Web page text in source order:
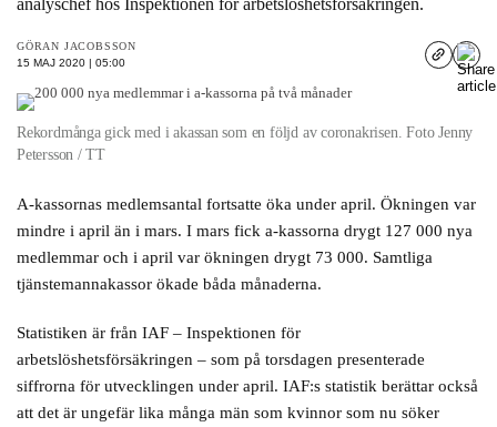
analyschef hos Inspektionen för arbetslöshetsförsäkringen.
GÖRAN JACOBSSON
15 MAJ 2020 | 05:00
Rekordmånga gick med i akassan som en följd av coronakrisen. Foto Jenny
Petersson / TT
A-kassornas medlemsantal fortsatte öka under april. Ökningen var
mindre i april än i mars. I mars fick a-kassorna drygt 127 000 nya
medlemmar och i april var ökningen drygt 73 000. Samtliga
tjänstemannakassor ökade båda månaderna.
Statistiken är från IAF – Inspektionen för
arbetslöshetsförsäkringen – som på torsdagen presenterade
siffrorna för utvecklingen under april. IAF:s statistik berättar också
att det är ungefär lika många män som kvinnor som nu söker